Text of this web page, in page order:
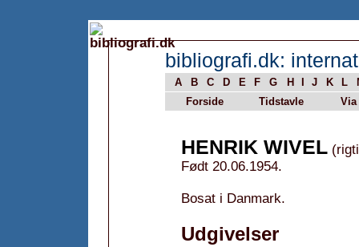
bibliografi.dk:
A B C D E F G H J K L
Forside
Tidstavle Via
HENRIK WIVEL
Født 20.06.1954.
Bosat i Danmark.
Udgivelser